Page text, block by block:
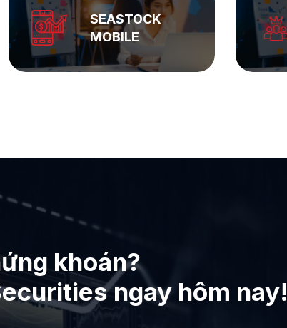
ASEAN
PRIVATE
khoán?
ngay hôm nay!